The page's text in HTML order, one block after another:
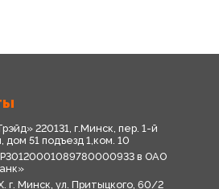
220131, г.Минск, пер. 1-й
дом 51 подъезд 1,ком. 10
в OАО
г. Минск, ул. Притыцкого, 60/2